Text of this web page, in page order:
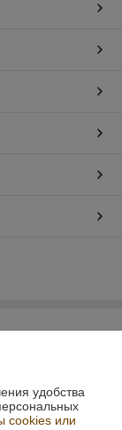
удобства
cookies или